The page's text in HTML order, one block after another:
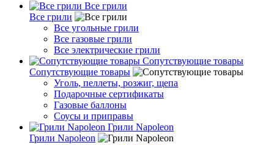
Все грили
Все грили
Все угольные грили
Все газовые грили
Все электрические грили
Сопутствующие товары
Сопутствующие товары
Уголь, пеллеты, розжиг, щепа
Подарочные сертификаты
Газовые баллоны
Соусы и приправы
Грили Napoleon
Грили Napoleon